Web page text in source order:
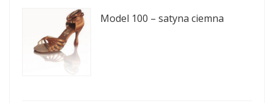
Model 100 – satyna ciemna